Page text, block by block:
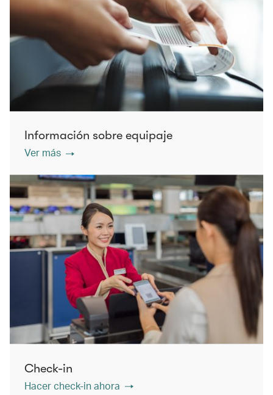
Información sobre equipaje
Ver más
Check-in
Hacer check-in ahora